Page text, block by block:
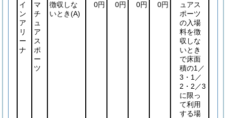
イ
ン
ア
リ
ー
ナ
マ
チ
ュ
ア
ス
ポ
ー
ツ
徴収しな
いとき(A)
0円
0円
0円
0円
ュアス
ポーツ
の入場
料を徴
収しな
いとき
で床面
積の1／
3・1／
2・2／3
に限っ
て利用
する場